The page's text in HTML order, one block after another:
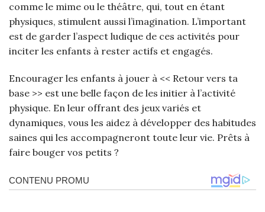
comme le mime ou le théâtre, qui, tout en étant
physiques, stimulent aussi l’imagination. L’important
est de garder l’aspect ludique de ces activités pour
inciter les enfants à rester actifs et engagés.
Encourager les enfants à jouer à << Retour vers ta
base >> est une belle façon de les initier à l’activité
physique. En leur offrant des jeux variés et
dynamiques, vous les aidez à développer des habitudes
saines qui les accompagneront toute leur vie. Prêts à
faire bouger vos petits ?